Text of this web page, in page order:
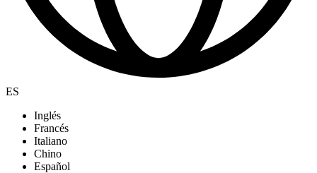
ES
Inglés
Francés
Italiano
Chino
Español